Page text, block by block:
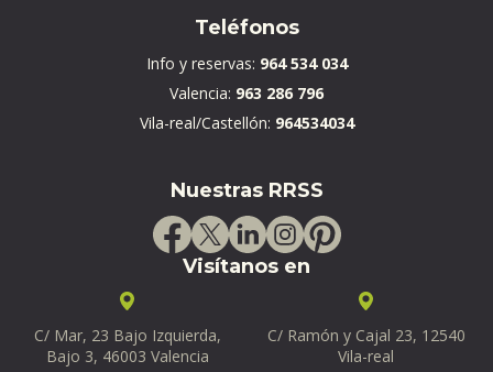
Teléfonos
Info y reservas: 964 534 034
Valencia: 963 286 796
Vila-real/Castellón: 964534034
Nuestras RRSS
Visítanos en
C/ Mar, 23 Bajo Izquierda,
Bajo 3, 46003 Valencia
C/ Ramón y Cajal 23, 12540
Vila-real